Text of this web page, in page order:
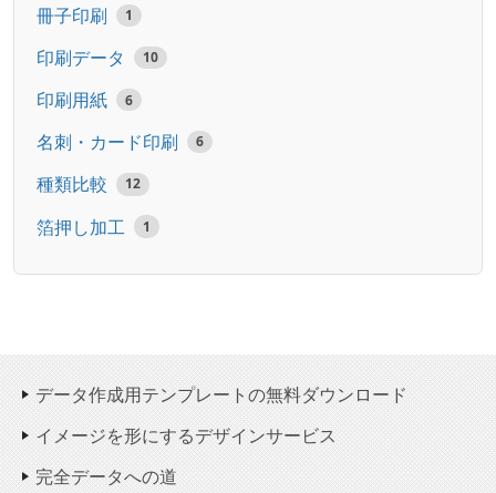
冊子印刷 1
印刷データ 10
印刷用紙 6
名刺・カード印刷 6
種類比較 12
箔押し加工 1
データ作成用テンプレートの無料ダウンロード
イメージを形にするデザインサービス
完全データへの道